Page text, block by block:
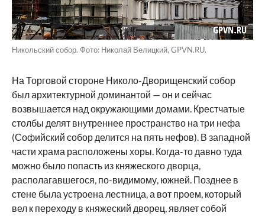
Никольский собор. Фото: Николай Велицкий, GPVN.RU.
На Торговой стороне Николо-Дворищенский собор
был архитектурной доминантой — он и сейчас
возвышается над окружающими домами. Крестчатые
столбы делят внутреннее пространство на три нефа
(Софийский собор делится на пять нефов). В западной
части храма расположены хоры. Когда-то давно туда
можно было попасть из княжеского дворца,
располагавшегося, по-видимому, южней. Позднее в
стене была устроена лестница, а вот проем, который
вел к переходу в княжеский дворец, являет собой